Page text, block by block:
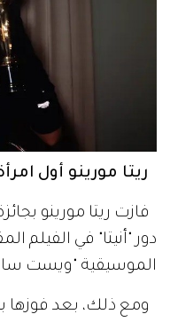
ريتا مورينو أول
دور "أنيتا" في الفيلم
الموسيقية "ويست
ومع ذلك، بعد فوزها